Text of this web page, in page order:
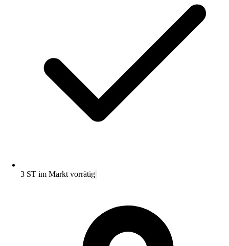
3 ST im Markt vorrätig